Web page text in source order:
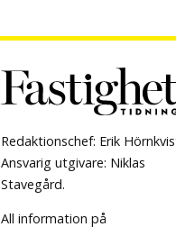
Redaktionschef: Erik
Ansvarig utgivare: Niklas
Stavegård.
All information på